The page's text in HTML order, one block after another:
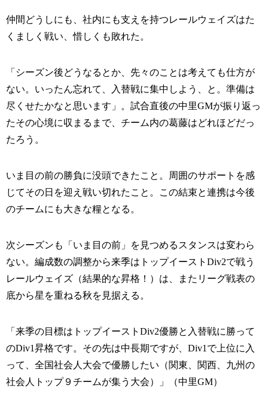
仲間どうしにも、社内にも支えを持つレールウェイズはた
くましく戦い、惜しくも敗れた。
「シーズン後どうなるとか、先々のことは考えても仕方が
ない。いったん忘れて、入替戦に集中しよう、と。準備は
尽くせたかなと思います」。試合直後の中里GMが振り返っ
たその心境に収まるまで、チーム内の葛藤はどれほどだっ
たろう。
いま目の前の勝負に没頭できたこと。周囲のサポートを感
じてその日を迎え戦い切れたこと。この結束と連携は今後
のチームにも大きな糧となる。
次シーズンも「いま目の前」を見つめるスタンスは変わら
ない。編成数の調整から来季はトップイーストDiv2で戦う
レールウェイズ（結果的な昇格！）は、またリーグ戦表の
底から星を重ねる秋を見据える。
「来季の目標はトップイーストDiv2優勝と入替戦に勝って
のDiv1昇格です。その先は中長期ですが、Div1で上位に入
って、全国社会人大会で優勝したい（関東、関西、九州の
社会人トップ９チームが集う大会）」（中里GM）